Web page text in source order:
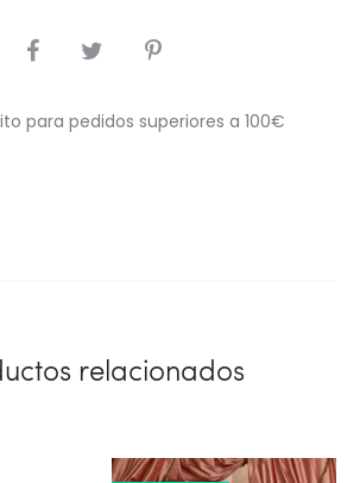
COMPARTIR
para pedidos superiores a 100€
relacionados